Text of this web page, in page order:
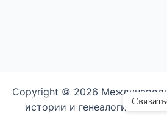
Copyright © 2026
истории и генеалогии